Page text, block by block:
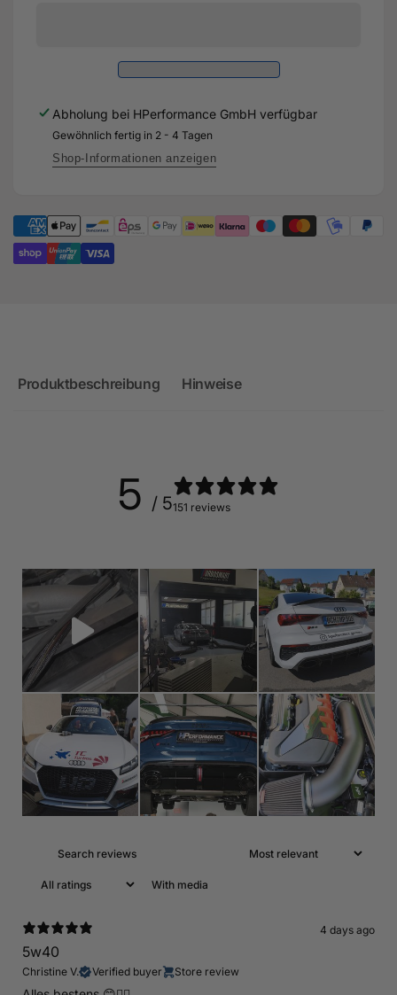
Alkohol-,
Mehtanol-
Straßenkraftstoffe
für
Audi
CEP
für
Alkohol-,
und
Straßenkraftstoffe
für
-
CEP
Abholung bei HPerformance GmbH verfügbar
Gewöhnlich fertig in 2 - 4 Tagen
Shop-Informationen anzeigen
Produktbeschreibung Hinweise
5 / 5151 reviews
With media
4 days ago
5w40
Christine V. Verified buyer Store review